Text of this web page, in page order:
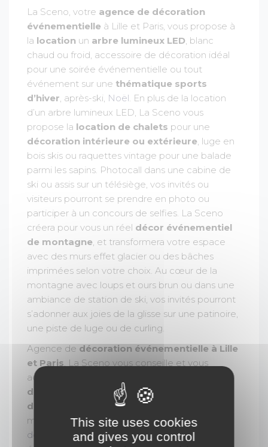
La Sceno, votre agence de décoration
événementielle à Lille et Paris, vous propose à
la location un arbre lumineux LED , blanc
chaud ou froid, accessoire de décoration idéal
pour une soirée événementielle ou tout
événement sur une thématique sports
d’hiver , après-ski, Noël . En plus de la location
d’un arbre lumineux LED, La Sceno vous
propose la location de chalets pour une
décoration intérieure ou extérieure , luge en
bois skis ou raquettes vintage pour une balade
parmi les sapins. Photocall dans une cabine de
ski ou assis sur un télésiège, vos invités ou
visiteurs pourront se prendre en photo ou
participer à un concours de selfies. La Sceno
créera pour vous un réel décor événementiel
de montagne , et transformera votre espace
avec des murs effet glacier ou des bâches
imprimées selon votre choix. Au cœur de la
montagne avec loups et ours brun ou dans une
ambiance de station de ski, vos invités pourront
s’adonner aux joies de la glisse sur une patinoire,
une piste de luge ou de curling.
Agence de décoration événementielle à Lille
et Paris , La Sceno vous conseille et vous
accompagne dans la conception et
de votre événementvia lalocation de
décorations
thème de la montagne
mais également lafabrication sur-mesure de
décors
. La Sceno, c'est l'assurance d'avoir un
This site uses cookies
and gives you control